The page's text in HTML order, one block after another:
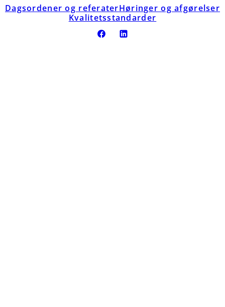
Dagsordener og referaterHøringer og afgørelser
Kvalitetsstandarder